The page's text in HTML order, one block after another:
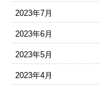
2023年7月
2023年6月
2023年5月
2023年4月